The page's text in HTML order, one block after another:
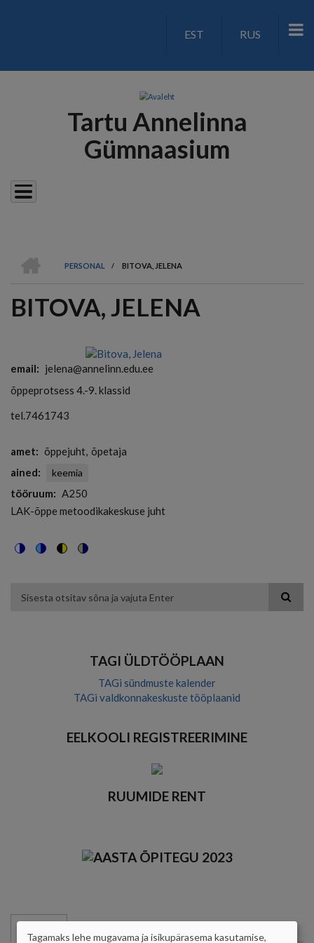
LANGUAGE
EST RUS
Tartu Annelinna
Gümnaasium
LEIVAPURU
PERSONAL
/ BITOVA, JELENA
BITOVA, JELENA
email
jelena@annelinn.edu.ee
õppeprotsess 4.-9. klassid
tel.7461743
amet õppejuht õpetaja
ained
keemia
tööruum
A250
LAK-õppe metoodikakeskuse juht
theme
TAGI ÜLDTÖÖPLAAN
TAGi sündmuste kalender
TAGi valdkonnakeskuste tööplaanid
EELKOOLI REGISTREERIMINE
RUUMIDE RENT
TUNNID
Tagamaks lehe mugavama ja isikupärasema kasutamise,